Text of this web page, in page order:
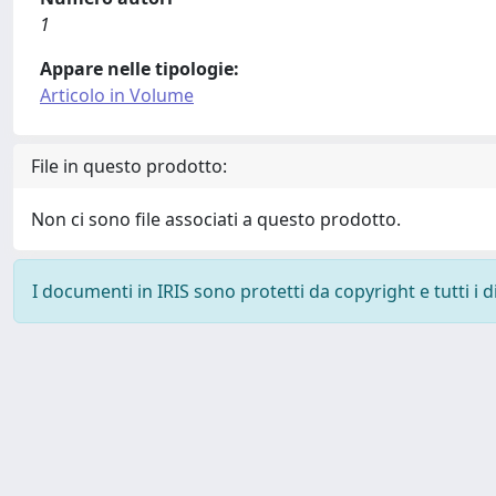
1
Appare nelle tipologie:
Articolo in Volume
File in questo prodotto:
Non ci sono file associati a questo prodotto.
I documenti in IRIS sono protetti da copyright e tutti i